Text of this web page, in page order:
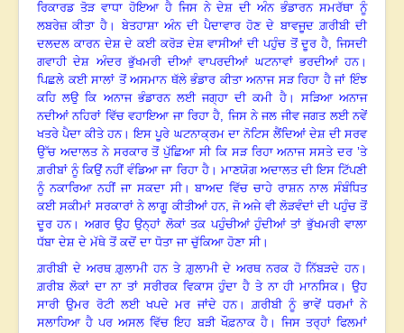
ਰਿਕਾਰਡ ਤੋੜ ਵਾਧਾ ਹੋਇਆ ਹੈ ਜਿਸ ਨੇ ਦੇਸ਼ ਦੀ ਅੰਨ ਭੰਡਾਰਨ ਸਮਰੱਥਾ ਨੂੰ
ਲਬਰੇਜ਼ ਕੀਤਾ ਹੈ । ਬੇਤਹਾਸ਼ਾ ਅੰਨ ਦੀ ਪੈਦਾਵਾਰ ਹੋਣ ਦੇ ਬਾਵਜੂਦ ਗ਼ਰੀਬੀ ਦੀ
ਦਲਦਲ ਕਾਰਨ ਦੇਸ਼ ਦੇ ਕਈ ਕਰੋੜ ਦੇਸ਼ ਵਾਸੀਆਂ ਦੀ ਪਹੁੰਚ ਤੋਂ ਦੂਰ ਹੈ, ਜਿਸਦੀ
ਗਵਾਹੀ ਦੇਸ਼ ਅੰਦਰ ਭੁੱਖਮਰੀ ਦੀਆਂ ਵਾਪਰਦੀਆਂ ਘਟਨਾਵਾਂ ਭਰਦੀਆਂ ਹਨ।
ਪਿਛਲੇ ਕਈ ਸਾਲਾਂ ਤੋਂ ਅਸਮਾਨ ਥੱਲੇ ਭੰਡਾਰ ਕੀਤਾ ਅਨਾਜ ਸੜ ਰਿਹਾ ਹੈ ਜਾਂ ਇੰਝ
ਕਹਿ ਲਉ ਕਿ ਅਨਾਜ ਭੰਡਾਰਨ ਲਈ ਜਗ੍ਹਾ ਦੀ ਕਮੀ ਹੈ। ਸੜਿਆ ਅਨਾਜ
ਨਦੀਆਂ ਨਹਿਰਾਂ ਵਿੱਚ ਵਹਾਇਆ ਜਾ ਰਿਹਾ ਹੈ, ਜਿਸ ਨੇ ਜਲ ਜੀਵ ਜਗਤ ਲਈ ਨਵੇਂ
ਖਤਰੇ ਪੈਦਾ ਕੀਤੇ ਹਨ।ਇਸ ਪੂਰੇ ਘਟਨਾਕ੍ਰਮ ਦਾ ਨੋਟਿਸ ਲੈਂਦਿਆਂ ਦੇਸ਼ ਦੀ ਸਰਵ
ਉੱਚ ਅਦਾਲਤ ਨੇ ਸਰਕਾਰ ਤੋਂ ਪੁੱਛਿਆ ਸੀ ਕਿ ਸੜ ਰਿਹਾ ਅਨਾਜ ਸਸਤੇ ਦਰ ’ਤੇ
ਗ਼ਰੀਬਾਂ ਨੂੰ ਕਿਉਂ ਨਹੀਂ ਵੰਡਿਆ ਜਾ ਰਿਹਾ ਹੈ। ਮਾਣਯੋਗ ਅਦਾਲਤ ਦੀ ਇਸ ਟਿੱਪਣੀ
ਨੂੰ ਨਕਾਰਿਆ ਨਹੀਂ ਜਾ ਸਕਦਾ ਸੀ।ਬਾਅਦ ਵਿੱਚ ਚਾਹੇ ਰਾਸ਼ਨ ਨਾਲ ਸੰਬੰਧਿਤ
ਕਈ ਸਕੀਮਾਂ ਸਰਕਾਰਾਂ ਨੇ ਲਾਗੂ ਕੀਤੀਆਂ ਹਨ, ਜੋ ਅਜੇ ਵੀ ਲੋੜਵੰਦਾਂ ਦੀ ਪਹੁੰਚ ਤੋਂ
ਦੂਰ ਹਨ। ਅਗਰ ਉਹ ਉਨ੍ਹਾਂ ਲੋਕਾਂ ਤਕ ਪਹੁੰਚੀਆਂ ਹੁੰਦੀਆਂ ਤਾਂ ਭੁੱਖਮਰੀ ਵਾਲਾ
ਧੱਬਾ ਦੇਸ਼ ਦੇ ਮੱਥੇ ਤੋਂ ਕਦੋਂ ਦਾ ਧੋਤਾ ਜਾ ਚੁੱਕਿਆ ਹੋਣਾ ਸੀ।
ਗ਼ਰੀਬੀ ਦੇ ਅਰਥ ਗ਼ੁਲਾਮੀ ਹਨ ਤੇ ਗ਼ੁਲਾਮੀ ਦੇ ਅਰਥ ਨਰਕ ਹੋ ਨਿੱਬੜਦੇ ਹਨ।
ਗ਼ਰੀਬ ਲੋਕਾਂ ਦਾ ਨਾ ਤਾਂ ਸਰੀਰਕ ਵਿਕਾਸ ਹੁੰਦਾ ਹੈ ਤੇ ਨਾ ਹੀ ਮਾਨਸਿਕ ।ਉਹ
ਸਾਰੀ ਉਮਰ ਰੋਟੀ ਲਈ ਖਪਦੇ ਮਰ ਜਾਂਦੇ ਹਨ। ਗ਼ਰੀਬੀ ਨੂੰ ਭਾਵੇਂ ਧਰਮਾਂ ਨੇ
ਸਲਾਹਿਆ ਹੈ ਪਰ ਅਸਲ ਵਿੱਚ ਇਹ ਬੜੀ ਖੌਫ਼ਨਾਕ ਹੈ। ਜਿਸ ਤਰ੍ਹਾਂ ਫਿਲਮਾਂ